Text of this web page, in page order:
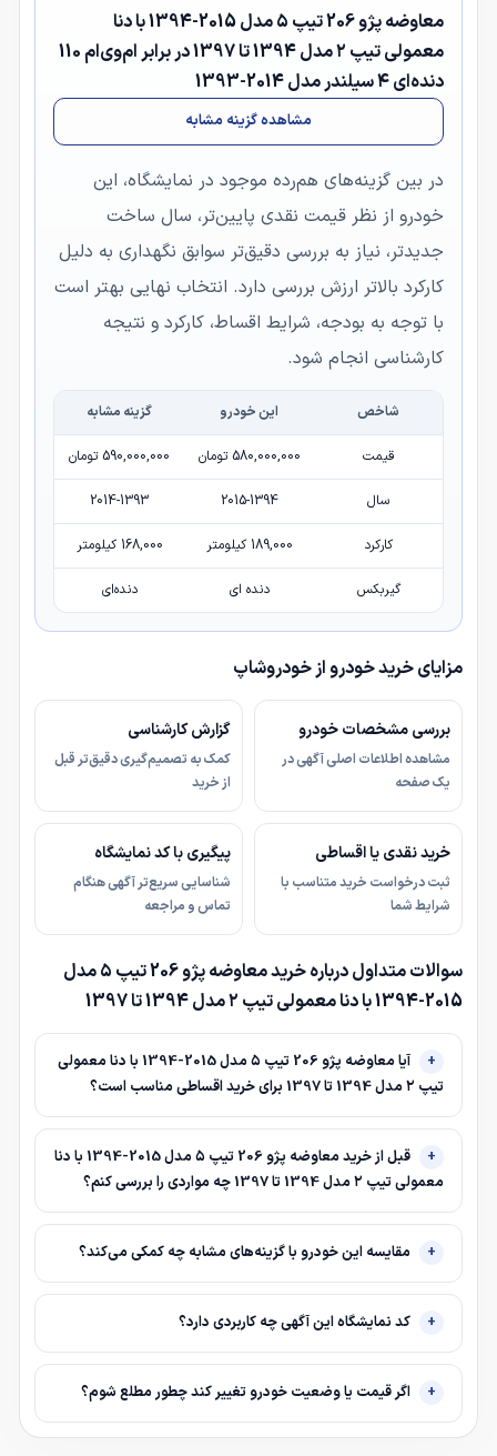
معاوضه پژو 206 تیپ ۵ مدل 2015-1394 با دنا
معمولی تیپ ۲ مدل 1394 تا 1397 در برابر ام‌وی‌ام 110
دنده‌ای ۴ سیلندر مدل 2014-1393
مشاهده گزینه مشابه
در بین گزینه‌های هم‌رده موجود در نمایشگاه، این
خودرو از نظر قیمت نقدی پایین‌تر، سال ساخت
جدیدتر، نیاز به بررسی دقیق‌تر سوابق نگهداری به دلیل
کارکرد بالاتر ارزش بررسی دارد. انتخاب نهایی بهتر است
با توجه به بودجه، شرایط اقساط، کارکرد و نتیجه
کارشناسی انجام شود.
شاخص این خودرو گزینه مشابه
قیمت 580,000,000 تومان 590,000,000 تومان
سال 2015-1394
2014-1393
کارکرد 189,000 کیلومتر 168,000 کیلومتر
گیربکس دنده ای دنده‌ای
مزایای خرید خودرو از خودروشاپ
بررسی مشخصات خودرو
مشاهده اطلاعات اصلی آگهی در
یک صفحه
گزارش کارشناسی
کمک به تصمیم‌گیری دقیق‌تر قبل
از خرید
خرید نقدی یا اقساطی
ثبت درخواست خرید متناسب با
شرایط شما
پیگیری با کد نمایشگاه
شناسایی سریع‌تر آگهی هنگام
تماس و مراجعه
سوالات متداول درباره خرید معاوضه پژو 206 تیپ ۵ مدل
2015-1394 با دنا معمولی تیپ ۲ مدل 1394 تا 1397
آیا معاوضه پژو 206 تیپ ۵ مدل 2015-1394 با دنا معمولی
تیپ ۲ مدل 1394 تا 1397 برای خرید اقساطی مناسب است؟
قبل از خرید معاوضه پژو 206 تیپ ۵ مدل 2015-1394 با دنا
معمولی تیپ ۲ مدل 1394 تا 1397 چه مواردی را بررسی کنم؟
مقایسه این خودرو با گزینه‌های مشابه چه کمکی می‌کند؟
کد نمایشگاه این آگهی چه کاربردی دارد؟
اگر قیمت یا وضعیت خودرو تغییر کند چطور مطلع شوم؟